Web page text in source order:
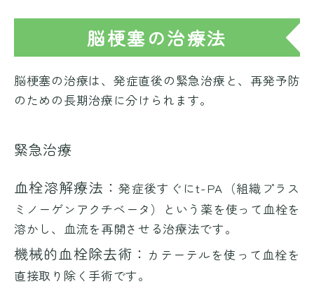
脳梗塞の治療法
脳梗塞の治療は、発症直後の緊急治療と、再発予防
のための長期治療に分けられます。
緊急治療
血栓溶解療法：発症後すぐにt-PA（組織プラス
ミノーゲンアクチベータ）という薬を使って血栓を
溶かし、血流を再開させる治療法です。
機械的血栓除去術： カテーテルを使って血栓を
直接取り除く手術です。